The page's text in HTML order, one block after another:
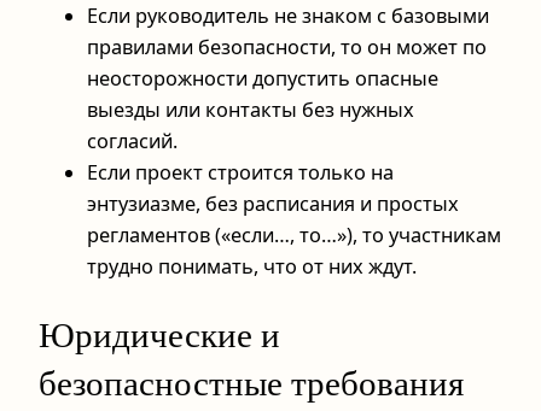
Если руководитель не знаком с базовыми
правилами безопасности, то он может по
неосторожности допустить опасные
выезды или контакты без нужных
согласий.
Если проект строится только на
энтузиазме, без расписания и простых
регламентов («если…, то…»), то участникам
трудно понимать, что от них ждут.
Юридические и
безопасностные требования